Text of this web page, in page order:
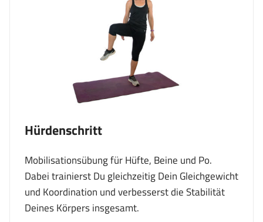
Hürdenschritt
Mobilisationsübung für Hüfte, Beine und Po.
Dabei trainierst Du gleichzeitig Dein Gleichgewicht
und Koordination und verbesserst die Stabilität
Deines Körpers insgesamt.